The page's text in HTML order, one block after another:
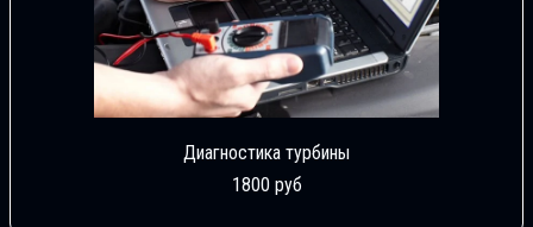
Диагностика турбины
1800 руб